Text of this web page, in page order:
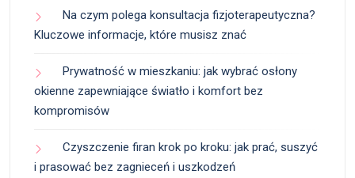
Na czym polega konsultacja fizjoterapeutyczna?
Kluczowe informacje, które musisz znać
Prywatność w mieszkaniu: jak wybrać osłony
okienne zapewniające światło i komfort bez
kompromisów
Czyszczenie firan krok po kroku: jak prać, suszyć
i prasować bez zagnieceń i uszkodzeń